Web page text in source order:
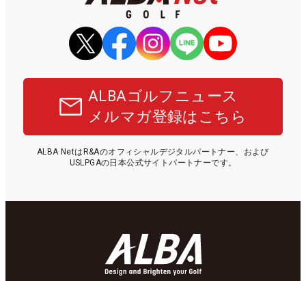
ALBAゴルフニュース
メルマガ登録はこちら
ALBA NetはR&Aのオフィシャルデジタルパートナー、および
USLPGAの日本公式サイトパートナーです。